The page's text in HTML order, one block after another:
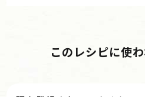
このレシピに使